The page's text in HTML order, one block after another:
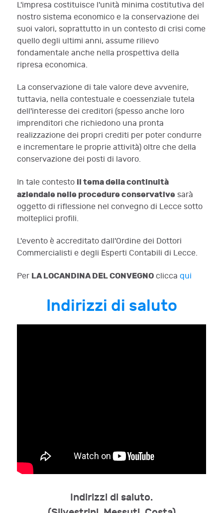
L'impresa costituisce l'unità minima costitutiva del
nostro sistema economico e la conservazione dei
suoi valori, soprattutto in un contesto di crisi come
quello degli ultimi anni, assume rilievo
fondamentale anche nella prospettiva della
ripresa economica.
La conservazione di tale valore deve avvenire,
tuttavia, nella contestuale e coessenziale tutela
dell'interesse dei creditori (spesso anche loro
imprenditori che richiedono una pronta
realizzazione dei propri crediti per poter condurre
e incrementare le proprie attività) oltre che della
conservazione dei posti di lavoro.
In tale contesto il tema della continuità
aziendale nelle procedure conservative sarà
oggetto di riflessione nel convegno di Lecce sotto
molteplici profili.
L'evento è accreditato dall'Ordine dei Dottori
Commercialisti e degli Esperti Contabili di Lecce.
Per LA LOCANDINA DEL CONVEGNO clicca qui
Indirizzi di saluto
Indirizzi di saluto.